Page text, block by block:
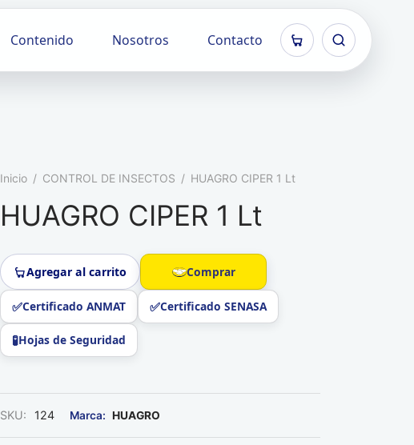
Contenido Nosotros Contacto
Inicio / CONTROL DE INSECTOS / HUAGRO CIPER 1 Lt
HUAGRO CIPER 1 Lt
Agregar al carrito Comprar
Certificado ANMAT Certificado SENASA
Hojas de Seguridad
SKU: 124 HUAGRO